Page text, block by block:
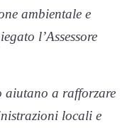
ambientale e
l’Assessore
aiutano a rafforzare
locali e